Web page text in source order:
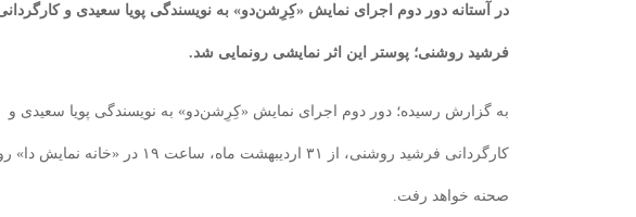
در آستانه دور دوم اجرای نمایش «کِرِشن‌دو» به نویسندگی پویا سعیدی و
فرشید روشنی؛ پوستر این اثر نمایشی رونمایی شد.
به گزارش رسیده؛ دور دوم اجرای نمایش «کِرِشن‌دو» به نویسندگی پویا سعیدی و
کارگردانی فرشید روشنی، از ۳۱ اردیبهشت ‌ماه، ساعت ۱۹ در «خانه
صحنه خواهد رفت.